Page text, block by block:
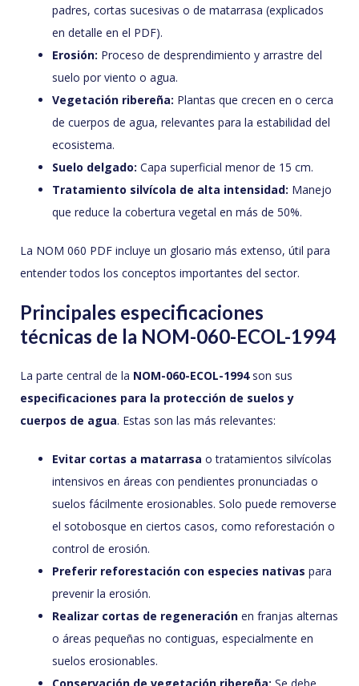
padres, cortas sucesivas o de matarrasa (explicados
en detalle en el PDF).
Erosión: Proceso de desprendimiento y arrastre del
suelo por viento o agua.
Vegetación ribereña: Plantas que crecen en o cerca
de cuerpos de agua, relevantes para la estabilidad del
ecosistema.
Suelo delgado: Capa superficial menor de 15 cm.
Tratamiento silvícola de alta intensidad: Manejo
que reduce la cobertura vegetal en más de 50%.
La NOM 060 PDF incluye un glosario más extenso, útil para
entender todos los conceptos importantes del sector.
Principales especificaciones
técnicas de la NOM-060-ECOL-1994
La parte central de la NOM-060-ECOL-1994son sus
especificaciones para la protección de suelos y
cuerpos de agua. Estas son las más relevantes:
Evitar cortas a matarrasa o tratamientos silvícolas
intensivos en áreas con pendientes pronunciadas o
suelos fácilmente erosionables. Solo puede removerse
el sotobosque en ciertos casos, como reforestación o
control de erosión.
Preferir reforestación con especies nativas para
prevenir la erosión.
Realizar cortas de regeneración en franjas alternas
o áreas pequeñas no contiguas, especialmente en
suelos erosionables.